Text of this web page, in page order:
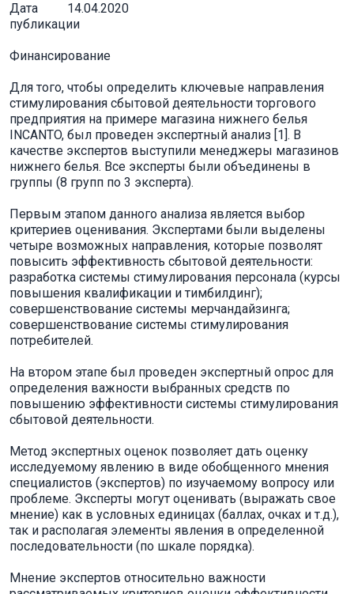
Дата
публикации
14.04.2020
Финансирование
Для того, чтобы определить ключевые направления
стимулирования сбытовой деятельности торгового
предприятия на примере магазина нижнего белья
INCANTO, был проведен экспертный анализ [1]. В
качестве экспертов выступили менеджеры магазинов
нижнего белья. Все эксперты были объединены в
группы (8 групп по 3 эксперта).
Первым этапом данного анализа является выбор
критериев оценивания. Экспертами были выделены
четыре возможных направления, которые позволят
повысить эффективность сбытовой деятельности:
разработка системы стимулирования персонала (курсы
повышения квалификации и тимбилдинг);
совершенствование системы мерчандайзинга;
совершенствование системы стимулирования
потребителей.
На втором этапе был проведен экспертный опрос для
определения важности выбранных средств по
повышению эффективности системы стимулирования
сбытовой деятельности.
Метод экспертных оценок позволяет дать оценку
исследуемому явлению в виде обобщенного мнения
специалистов (экспертов) по изучаемому вопросу или
проблеме. Эксперты могут оценивать (выражать свое
мнение) как в условных единицах (баллах, очках и т.д.),
так и располагая элементы явления в определенной
последовательности (по шкале порядка).
Мнение экспертов относительно важности